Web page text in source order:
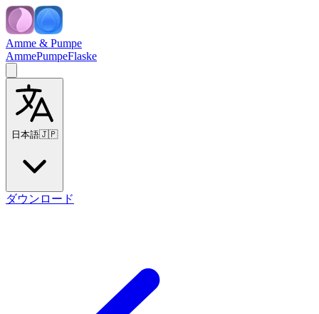
Amme & Pumpe
AmmePumpeFlaske
日本語🇯🇵
ダウンロード